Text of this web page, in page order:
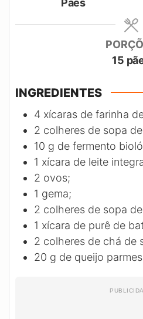
Pães
15
INGREDIENTES
4 xícaras de farinha
2 colheres de sopa
10 g de fermento
1 xícara de leite
2 ovos;
1 gema;
2 colheres de sopa
1 xícara de purê de
2 colheres de chá de
20 g de queijo